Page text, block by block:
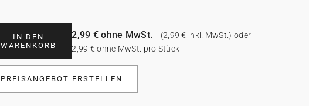
IN DEN
WARENKORB
2,99 € ohne MwSt.
(2,99 € inkl. MwSt.) oder
2,99 € ohne MwSt. pro Stück
PREISANGEBOT ERSTELLEN